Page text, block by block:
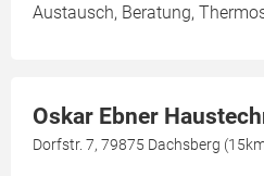
Austausch, Beratung,
Oskar Ebner
Dorfstr. 7, 79875 Dachsberg